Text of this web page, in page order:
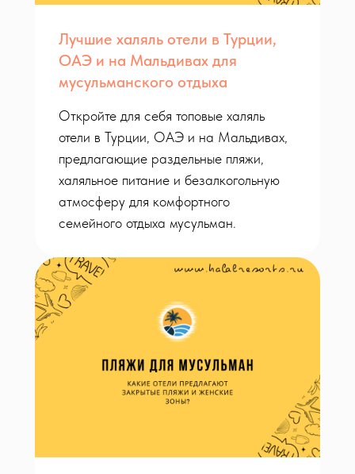
Лучшие халяль отели в Турции,
ОАЭ и на Мальдивах для
мусульманского отдыха
Откройте для себя топовые халяль
отели в Турции, ОАЭ и на Мальдивах,
предлагающие раздельные пляжи,
халяльное питание и безалкогольную
атмосферу для комфортного
семейного отдыха мусульман.